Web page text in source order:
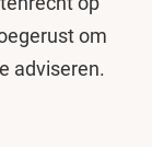
om
adviseren.